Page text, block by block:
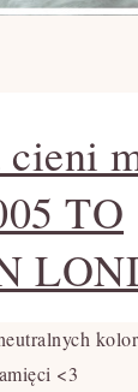
cieni
TO
<3